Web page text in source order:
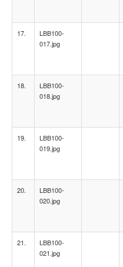
17.
LBB100-
017.jpg
18.
LBB100-
018.jpg
19.
LBB100-
019.jpg
20.
LBB100-
020.jpg
21.
LBB100-
021.jpg